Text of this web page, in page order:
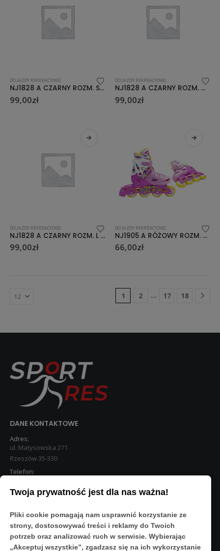
DO JAZDY REKREACYJNEJ
NJ1828 A CZARNY ROZM. S (31-34) ŁYŻWOROLKI NILS EXTREME
99,00zł
DO JAZDY REKREACYJNEJ
NJ1828 A CZARNY ROZM. M (35-38) ŁYŻWOROLKI NILS EXTREME
99,00zł
DO JAZDY REKREACYJNEJ
NJ1828 A CZARNY ROZM. L (39-42) ŁYŻWOROLKI NILS EXTREME
99,00zł
DO JAZDY REKREACYJNEJ
NJ1905 A RÓŻOWY ROZM. S (31-34) ŁYŻWOROLKI NILS EXTREME
66,00zł
1 2 … 17 18
DANE KONTAKTOWE
Adres:
ul. Matysowska 271
Rzeszów 35-330
Telefon:
STREFA KLIENTA
Moje konto
O Nas
Polityka prywatności
Twoja prywatność jest dla nas ważna!
Pliki cookie pomagają nam usprawnić korzystanie ze
strony, dostosowywać treści i reklamy do Twoich
potrzeb oraz analizować ruch w serwisie. Wybierając
„Akceptuj wszystkie”, zgadzasz się na ich wykorzystanie